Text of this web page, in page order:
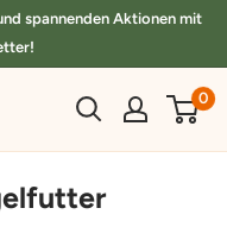
spannenden Aktionen mit
0